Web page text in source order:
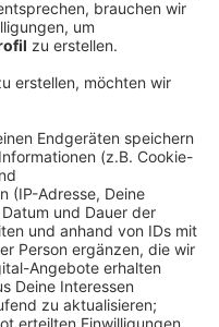
jagen.
Haushaltsgeräte
wird mit bis zu
verfallen“